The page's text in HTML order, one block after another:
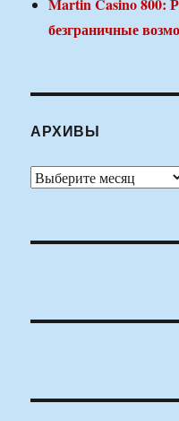
безграничные
АРХИВЫ
Архивы